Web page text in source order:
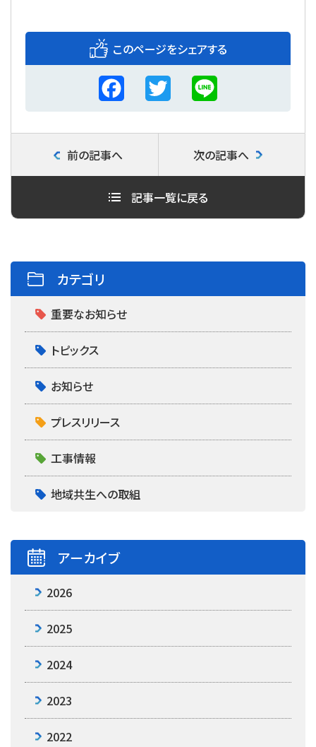
このページをシェアする
F
a
c
e
o
k
T
w
i
t
e
L
i
n
e
前の記事へ
記事一覧に戻る
次の記事へ
カテゴリ
重要なお知らせ
トピックス
お知らせ
プレスリリース
工事情報
地域共生への取組
アーカイブ
2026
2025
2024
2023
2022